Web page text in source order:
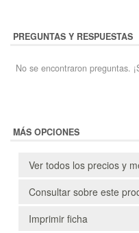
PREGUNTAS Y RESPUESTAS
No se encontraron preguntas.
MÁS OPCIONES
Ver todos los precios y
Consultar sobre este
Imprimir ficha